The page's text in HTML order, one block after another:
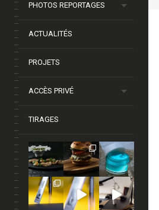
PHOTOS REPORTAGES
ACTUALITÉS
PROJETS
ACCÈS PRIVÉ
TIRAGES